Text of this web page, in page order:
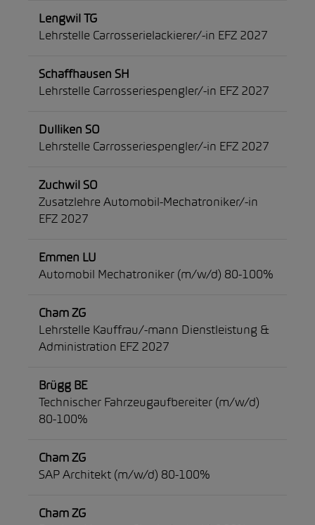
Lengwil TG
Lehrstelle Carrosserielackierer/-in EFZ 2027
Schaffhausen SH
Lehrstelle Carrosseriespengler/-in EFZ 2027
Dulliken SO
Lehrstelle Carrosseriespengler/-in EFZ 2027
Zuchwil SO
Zusatzlehre Automobil-Mechatroniker/-in
EFZ 2027
Emmen LU
Automobil Mechatroniker (m/w/d) 80-100%
Cham ZG
Lehrstelle Kauffrau/-mann Dienstleistung &
Administration EFZ 2027
Brügg BE
Technischer Fahrzeugaufbereiter (m/w/d)
80-100%
Cham ZG
SAP Architekt (m/w/d) 80-100%
Cham ZG